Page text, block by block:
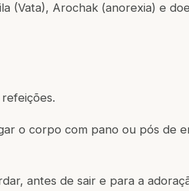
(Vata), Arochak (anorexia) e
o corpo com pano ou pós de
antes de sair e para a